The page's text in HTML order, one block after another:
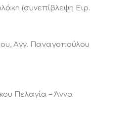
(συνεπίβλεψη Ειρ.
Αγγ. Παναγοπούλου
Πελαγία – Άννα